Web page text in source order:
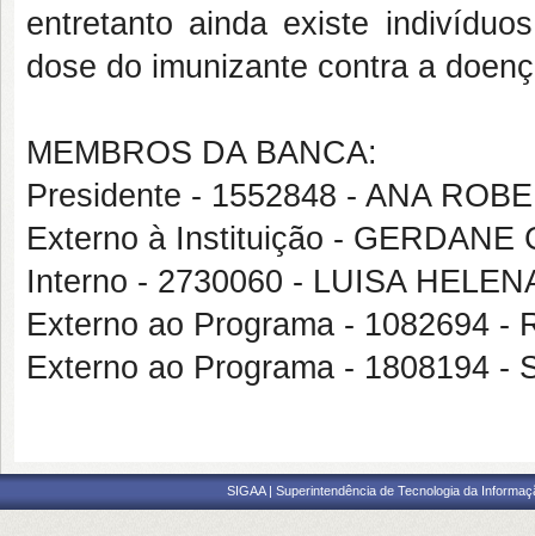
entretanto ainda existe
dose do imunizante contra a
MEMBROS DA BANCA:
Presidente - 1552848 - ANA
Externo à Instituição - GERDANE
Interno - 2730060 - LUISA
Externo ao Programa - 1082694 -
Externo ao Programa - 1808194 -
SIGAA | Superintendência de Tecnologia da